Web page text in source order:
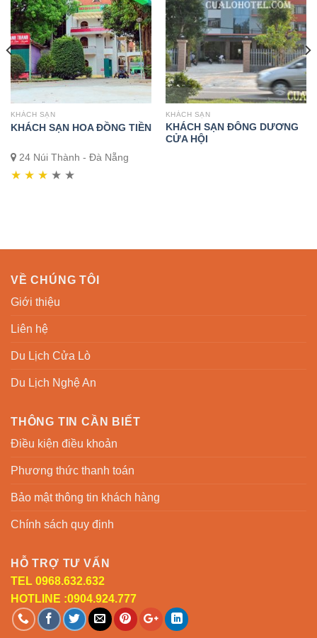
KHÁCH SẠN
KHÁCH SẠN HOA ĐỒNG TIỀN
24 Núi Thành - Đà Nẵng
★ ★ ★ ★ ★
KHÁCH SẠN
KHÁCH SẠN ĐÔNG DƯƠNG
CỬA HỘI
VỀ CHÚNG TÔI
Giới thiệu
Liên hệ
Du Lịch Cửa Lò
Du Lịch Nghệ An
THÔNG TIN CẦN BIẾT
Điều kiện điều khoản
Phương thức thanh toán
Bảo mật thông tin khách hàng
Chính sách quy định
HỖ TRỢ TƯ VẤN
TEL 0968.632.632
HOTLINE :0904.924.777